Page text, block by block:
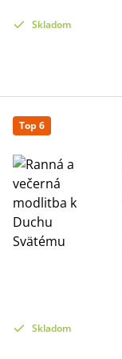
Skladom
Top 6
Skladom